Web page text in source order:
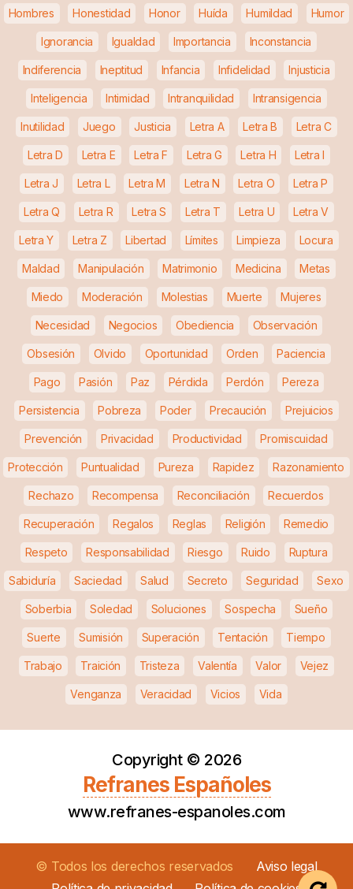
Hombres Honestidad Honor Huída Humildad Humor
Ignorancia Igualdad Importancia Inconstancia
Indiferencia Ineptitud Infancia Infidelidad Injusticia
Inteligencia Intimidad Intranquilidad Intransigencia
Inutilidad Juego Justicia Letra A Letra B Letra C
Letra D Letra E Letra F Letra G Letra H Letra I
Letra J Letra L Letra M Letra N Letra O Letra P
Letra Q Letra R Letra S Letra T Letra U Letra V
Letra Y Letra Z Libertad Límites Limpieza Locura
Maldad Manipulación Matrimonio Medicina Metas
Miedo Moderación Molestias Muerte Mujeres
Necesidad Negocios Obediencia Observación
Obsesión Olvido Oportunidad Orden Paciencia
Pago Pasión Paz Pérdida Perdón Pereza
Persistencia Pobreza Poder Precaución Prejuicios
Prevención Privacidad Productividad Promiscuidad
Protección Puntualidad Pureza Rapidez Razonamiento
Rechazo Recompensa Reconciliación Recuerdos
Recuperación Regalos Reglas Religión Remedio
Respeto Responsabilidad Riesgo Ruido Ruptura
Sabiduría Saciedad Salud Secreto Seguridad Sexo
Soberbia Soledad Soluciones Sospecha Sueño
Suerte Sumisión Superación Tentación Tiempo
Trabajo Traición Tristeza Valentía Valor Vejez
Venganza Veracidad Vicios Vida
Copyright © 2026
Refranes Españoles
www.refranes-espanoles.com
© Todos los derechos reservados
Aviso legal